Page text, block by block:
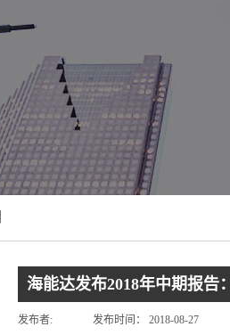
海能达发布2018年中期报告
发布者: 发布时间： 2018-08-27